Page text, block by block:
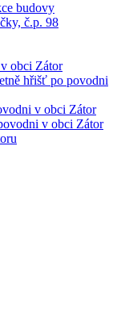
budovy
č.p. 98
obci Zátor
hřišť po povodni
v obci Zátor
v obci Zátor